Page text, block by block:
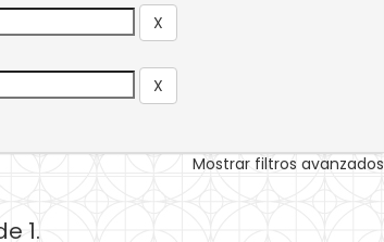
Mostrar filtros avanzados
1.